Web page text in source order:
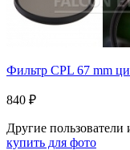
Фильтр CPL 67 mm
840 ₽
Другие пользователи
купить для фото